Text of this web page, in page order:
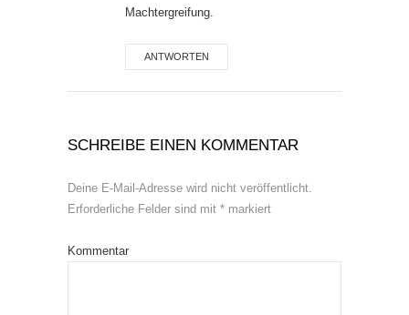
Machtergreifung.
ANTWORTEN
SCHREIBE EINEN KOMMENTAR
Deine E-Mail-Adresse wird nicht veröffentlicht.
Erforderliche Felder sind mit * markiert
Kommentar